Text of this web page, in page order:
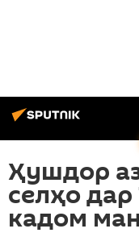
Ҳушдор
селҳо
кадом